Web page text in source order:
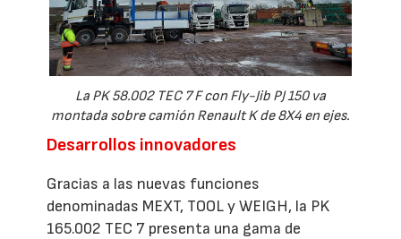
La PK 58.002 TEC 7 F con Fly-Jib PJ 150 va
montada sobre camión Renault K de 8X4 en ejes.
Desarrollos innovadores
Gracias a las nuevas funciones
denominadas MEXT, TOOL y WEIGH, la PK
165.002 TEC 7 presenta una gama de